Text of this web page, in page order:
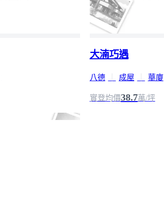
大湳巧遇
八德 成屋 華廈
實登均價38.7萬/坪